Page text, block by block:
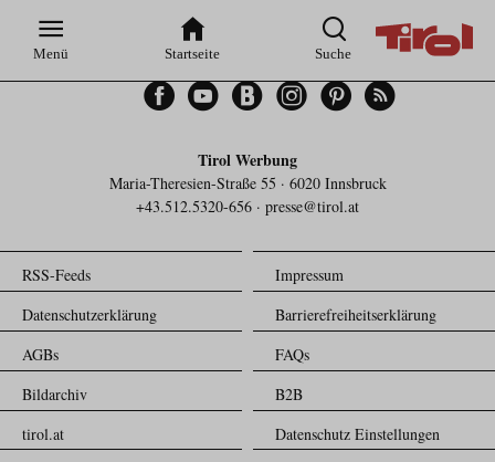
Hauptnavigation
Inhaltsbereich
Menü Startseite Suche
Tirol Werbung
Maria-Theresien-Straße 55 · 6020 Innsbruck
+43.512.5320-656 · presse@tirol.at
RSS-Feeds
Impressum
Datenschutzerklärung
Barrierefreiheitserklärung
AGBs
FAQs
Bildarchiv
B2B
tirol.at
Datenschutz Einstellungen
FacebookYouTubeBloggerInstagramPinterestFeed